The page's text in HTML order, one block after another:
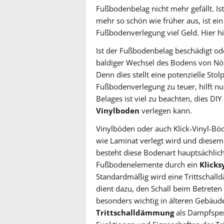
Fußbodenbelag nicht mehr gefällt.
mehr so schön wie früher aus, ist
Fußbodenverlegung viel Geld. Hier
Ist der Fußbodenbelag beschädigt
baldiger Wechsel des Bodens von
Denn dies stellt eine potenzielle
Fußbodenverlegung zu teuer, hilft
Belages ist viel zu beachten, dies
Vinylboden verlegen kann.
Vinylböden oder auch Klick-Vinyl-
wie Laminat verlegt wird und
besteht diese Bodenart
Fußbodenelemente durch ein
Standardmäßig wird eine
dient dazu, den Schall beim
besonders wichtig in älteren
Trittschalldämmungals